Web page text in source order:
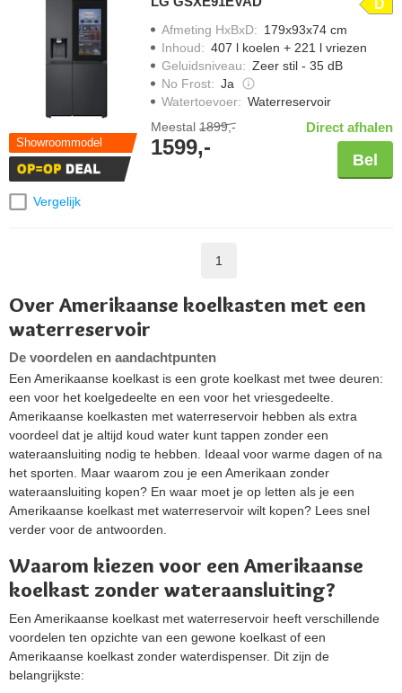
Showroommodel
Vergelijk
D
Afmeting HxBxD: 179x93x74 cm
Inhoud: 407 l koelen + 221 l vriezen
Geluidsniveau: Zeer stil - 35 dB
No Frost: Ja
Watertoevoer: Waterreservoir
Meestal 1899,-
1599,-
Direct afhalen
Bel
1
Over Amerikaanse koelkasten met een
waterreservoir
De voordelen en aandachtpunten
Een Amerikaanse koelkast is een grote koelkast met twee deuren:
een voor het koelgedeelte en een voor het vriesgedeelte.
Amerikaanse koelkasten met waterreservoir hebben als extra
voordeel dat je altijd koud water kunt tappen zonder een
wateraansluiting nodig te hebben. Ideaal voor warme dagen of na
het sporten. Maar waarom zou je een Amerikaan zonder
wateraansluiting kopen? En waar moet je op letten als je een
Amerikaanse koelkast met waterreservoir wilt kopen? Lees snel
verder voor de antwoorden.
Waarom kiezen voor een Amerikaanse
koelkast zonder wateraansluiting?
Een Amerikaanse koelkast met waterreservoir heeft verschillende
voordelen ten opzichte van een gewone koelkast of een
Amerikaanse koelkast zonder waterdispenser. Dit zijn de
belangrijkste: